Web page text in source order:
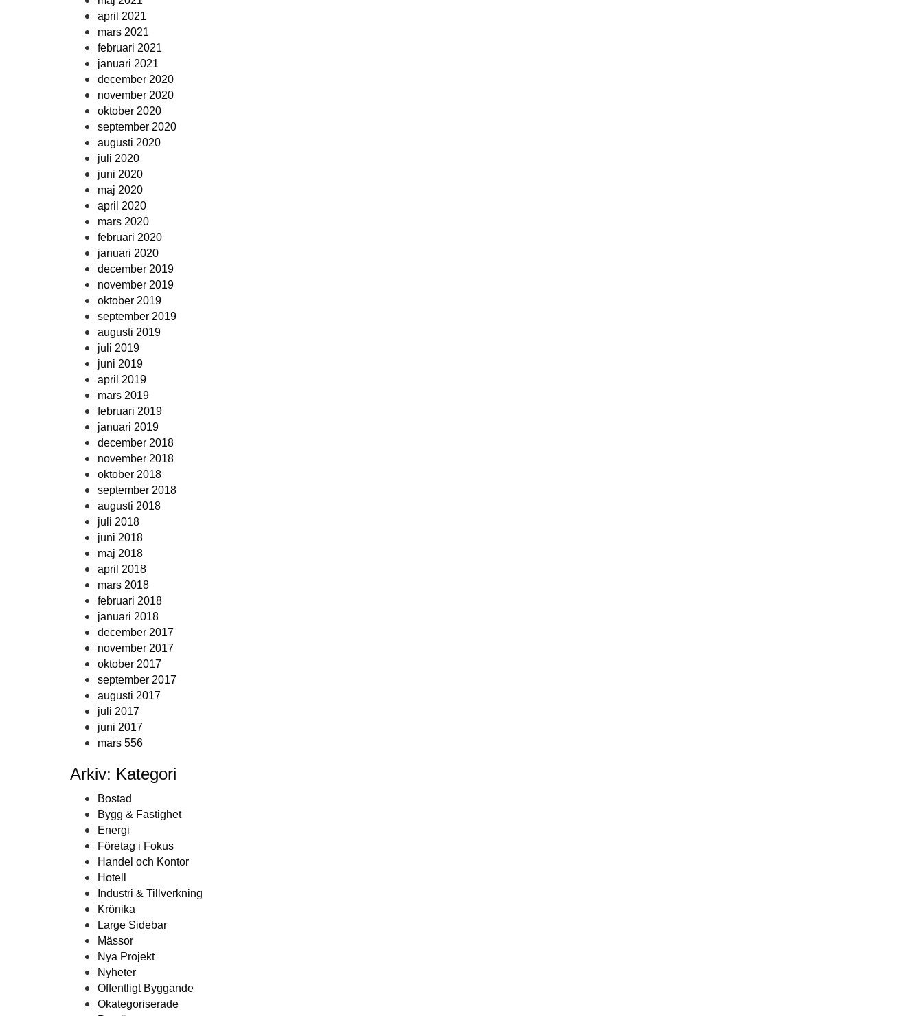
april 2021
mars 2021
februari 2021
januari 2021
december 2020
november 2020
oktober 2020
september 2020
augusti 2020
juli 2020
juni 2020
maj 2020
april 2020
mars 2020
februari 2020
januari 2020
december 2019
november 2019
oktober 2019
september 2019
augusti 2019
juli 2019
juni 2019
april 2019
mars 2019
februari 2019
januari 2019
december 2018
november 2018
oktober 2018
september 2018
augusti 2018
juli 2018
juni 2018
maj 2018
april 2018
mars 2018
februari 2018
januari 2018
december 2017
november 2017
oktober 2017
september 2017
augusti 2017
juli 2017
juni 2017
mars 556
Arkiv: Kategori
Bostad
Bygg & Fastighet
Energi
Företag i Fokus
Handel och Kontor
Hotell
Industri & Tillverkning
Krönika
Large Sidebar
Mässor
Nya Projekt
Nyheter
Offentligt Byggande
Okategoriserade